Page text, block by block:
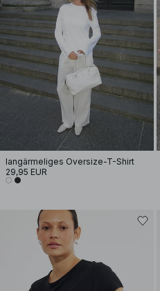
langärmeliges Oversize-T-Shirt
29,95 EUR